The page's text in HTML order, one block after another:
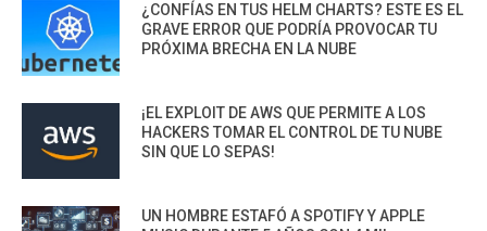
¿CONFÍAS EN TUS HELM CHARTS? ESTE ES EL
GRAVE ERROR QUE PODRÍA PROVOCAR TU
PRÓXIMA BRECHA EN LA NUBE
¡EL EXPLOIT DE AWS QUE PERMITE A LOS
HACKERS TOMAR EL CONTROL DE TU NUBE
SIN QUE LO SEPAS!
UN HOMBRE ESTAFÓ A SPOTIFY Y APPLE